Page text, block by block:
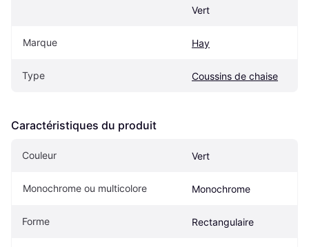
Vert
Marque Hay
Type Coussins de chaise
Caractéristiques du produit
Couleur Vert
Monochrome ou multicolore Monochrome
Forme Rectangulaire